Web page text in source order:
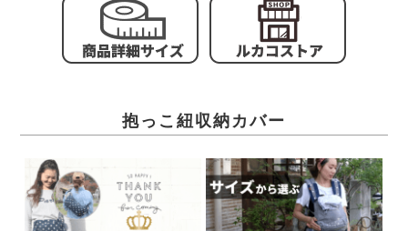
抱っこ紐収納カバー